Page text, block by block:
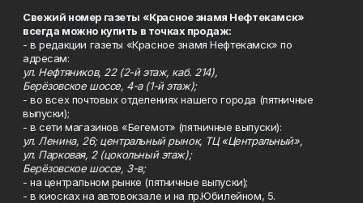
Свежий номер газеты «Красное знамя Нефтекамск»
всегда можно купить в точках продаж:
- в редакции газеты «Красное знамя Нефтекамск» по
адресам:
ул. Нефтяников, 22 (2-й этаж, каб. 214),
Берёзовское шоссе, 4-а (1-й этаж);
- во всех почтовых отделениях нашего города (пятничные
выпуски);
- в сети магазинов «Бегемот» (пятничные выпуски):
ул. Ленина, 26; центральный рынок, ТЦ «Центральный»,
ул. Парковая, 2 (цокольный этаж);
Берёзовское шоссе, 3-в;
- на центральном рынке (пятничные выпуски);
- в киосках на автовокзале и на пр.Юбилейном, 5.